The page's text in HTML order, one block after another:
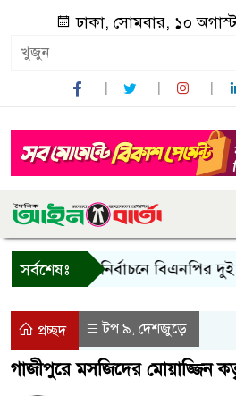
ঢাকা, সোমবার, ১০
সর্বশেষঃ
রাষ্ট্রপতি নির্বাচনে বিএনপির দুই
প্রচ্ছদ টপ ৯, দেশজুড়ে
গাজীপুরে মসজিদের মোয়াজ্জিন